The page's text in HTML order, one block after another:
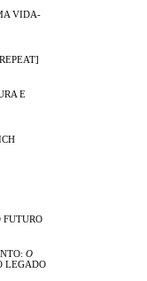
VIDA-
E
FUTURO
O
LEGADO